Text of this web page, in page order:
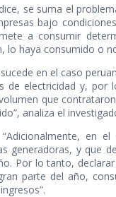
se suma el
bajo
a consumir
lo haya consumido o
en el caso
de electricidad y, por
que
analiza el
“Adicionalmente, en
generadoras, y que
Por lo tanto,
parte del año,